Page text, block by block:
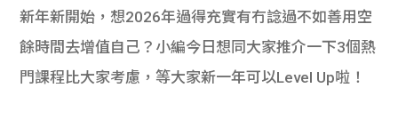
新年新開始，想2026年過得充實有冇諗過不如善用空
餘時間去增值自己？小編今日想同大家推介一下3個熱
門課程比大家考慮，等大家新一年可以Level Up啦！